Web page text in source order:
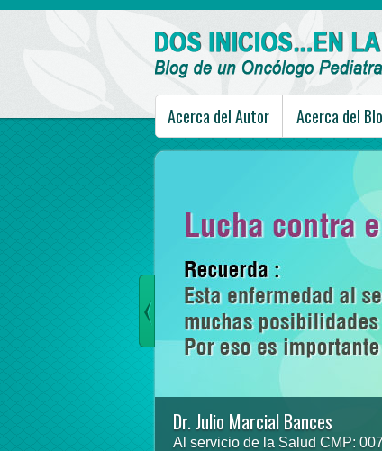
Acerca del Autor Acerca del
Dr. Julio Marcial Bances
Al servicio de la Salud CMP: